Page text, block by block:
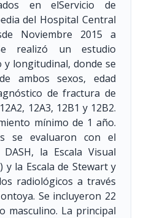
en elServicio de
del Hospital Central
Noviembre 2015 a
realizó un estudio
longitudinal, donde se
ambos sexos, edad
de fractura de
12A3, 12B1 y 12B2.
mínimo de 1 año.
se evaluaron con el
la Escala Visual
y la Escala de Stewart y
radiológicos a través
Se incluyeron 22
masculino. La principal